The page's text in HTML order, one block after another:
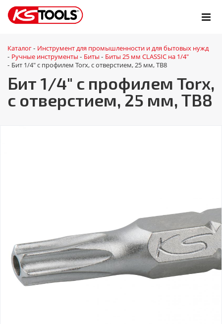
Каталог - Инструмент для промышленности и для бытовых нужд
- Ручные инструменты - Биты - Биты 25 мм CLASSIC на 1/4"
- Бит 1/4" с профилем Torx, с отверстием, 25 мм, ТВ8
Бит 1/4" с профилем Torx,
с отверстием, 25 мм, ТВ8